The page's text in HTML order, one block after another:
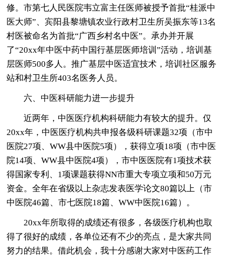
修。市第七人民医院韦立富主任医师被授予首批“桂派中
医大师”、宾阳县黎塘镇农业行政村卫生所吴振东等13名
村医被命名为首批“广西乡村名中医”。承办并开展
了“20xx年中医中药中国行基层医师培训”活动，培训基
层医师500多人。推广基层中医适宜技术，培训社区服务
站和村卫生所403名医务人员。
六、中医科研能力进一步提升
近两年，中医医疗机构科研能力有较大的提升。仅
20xx年，中医医疗机构共申报各级科研课题32项（市中
医院27项、WW县中医院5项），获得立项18项（市中医
院14项、WW县中医院4项），市中医医院有1项技术获
得国家专利、1项课题获得NN市重大专项立项和50万元
资金。全年在省级以上杂志发表医学论文80篇以上（市
中医院46篇、市七医院18篇、WW中医院16篇）。
20xx年所取得的成绩还有很多，各级医疗机构也取
得了很好的成绩，各单位还有不少的亮点，是大家共同
努力的结果。借此机会，我十分感谢大家对中医药工作